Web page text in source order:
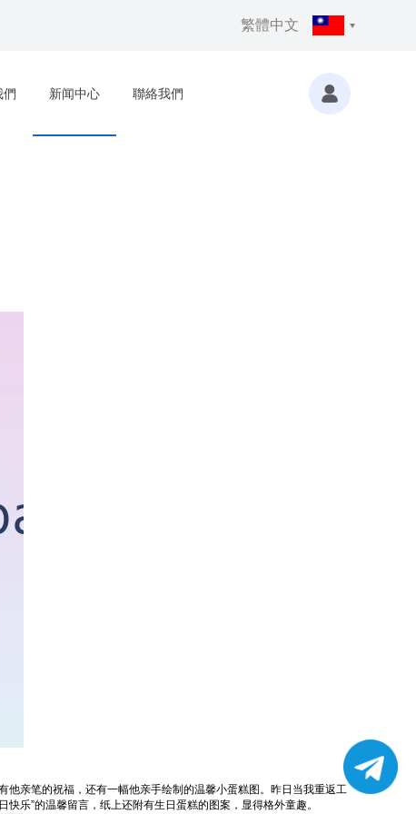
繁體中文
們 新闻中心 聯絡我們
亲笔的祝福，还有一幅他亲手绘制的温馨小蛋糕图。昨日当我重返工
乐”的温馨留言，纸上还附有生日蛋糕的图案，显得格外童趣。